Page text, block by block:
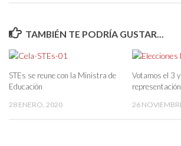
TAMBIÉN TE PODRÍA GUSTAR...
STEs se reune con la Ministra de
Educación
28 ENERO, 2020
Votamos el 3
26